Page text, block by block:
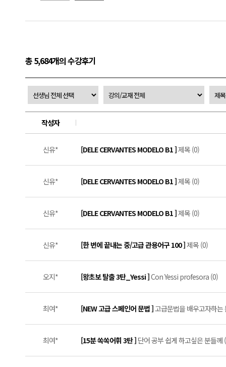
총 5,684개의 수강후기
작성자
신유* [DELE CERVANTES MODELO B1 ]제목 (0)
신유* [DELE CERVANTES MODELO B1 ]제목 (0)
신유* [DELE CERVANTES MODELO B1 ]제목 (0)
신유* [한 번에 끝내는 중/고급 관용어구 100 ]제목 (0)
오지* [왕초보 탈출 3탄_Yessi ]Con Yessi profesora (0)
최여* [NEW 고급 스페인어 문법 ]고급문법을 배우고자하는
최여* [15분 쏙쏙어휘 3탄 ] 단어 공부 쉽게 하고싶은 분들께